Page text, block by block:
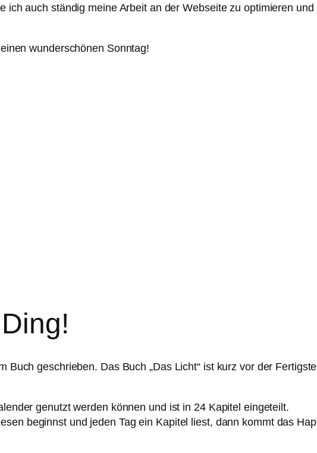
ich auch ständig meine Arbeit an der Webseite zu optimieren
wunderschönen Sonntag!
Buch geschrieben. Das Buch „Das Licht“ ist kurz vor der
genutzt werden können und ist in 24 Kapitel eingeteilt.
beginnst und jeden Tag ein Kapitel liest, dann kommt das